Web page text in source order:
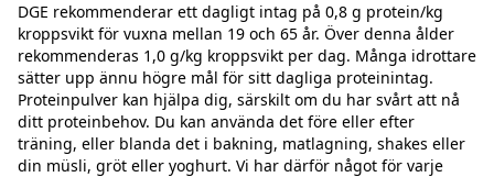
DGE rekommenderar ett dagligt intag på 0,8 g protein/kg
kroppsvikt för vuxna mellan 19 och 65 år. Över denna ålder
rekommenderas 1,0 g/kg kroppsvikt per dag. Många idrottare
sätter upp ännu högre mål för sitt dagliga proteinintag.
Proteinpulver kan hjälpa dig, särskilt om du har svårt att nå
ditt proteinbehov. Du kan använda det före eller efter
träning, eller blanda det i bakning, matlagning, shakes eller
din müsli, gröt eller yoghurt. Vi har därför något för varje